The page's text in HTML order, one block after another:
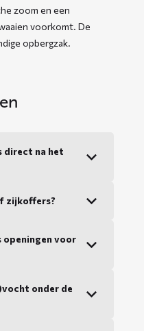
zoom en een
voorkomt. De
opbergzak.
direct na het
zijkoffers?
openingen voor
onder de